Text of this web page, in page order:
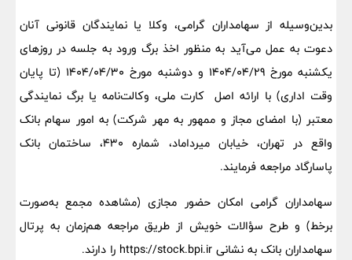
بدین‌وسیله از سهامداران گرامی، وکلا یا نمایندگان قانونی آنان
دعوت به عمل می‌آید به منظور اخذ برگ ورود به جلسه در روزهای
یکشنبه مورخ 1404/04/29 و دوشنبه مورخ 1404/04/30 (تا پایان
وقت اداری) با ارائه اصل کارت ملی، وکالت‌نامه یا برگ نمایندگی
معتبر (با امضای مجاز و ممهور به مهر شرکت) به امور سهام بانک
واقع در تهران، خیابان میرداماد، شماره 430، ساختمان بانک
پاسارگاد مراجعه فرمایند.
سهامداران گرامی امکان حضور مجازی (مشاهده مجمع به‌صورت
برخط) و طرح سؤالات خویش از طریق مراجعه هم‌زمان به پرتال
سهامداران بانک به نشانی https://stock.bpi.ir را دارند.